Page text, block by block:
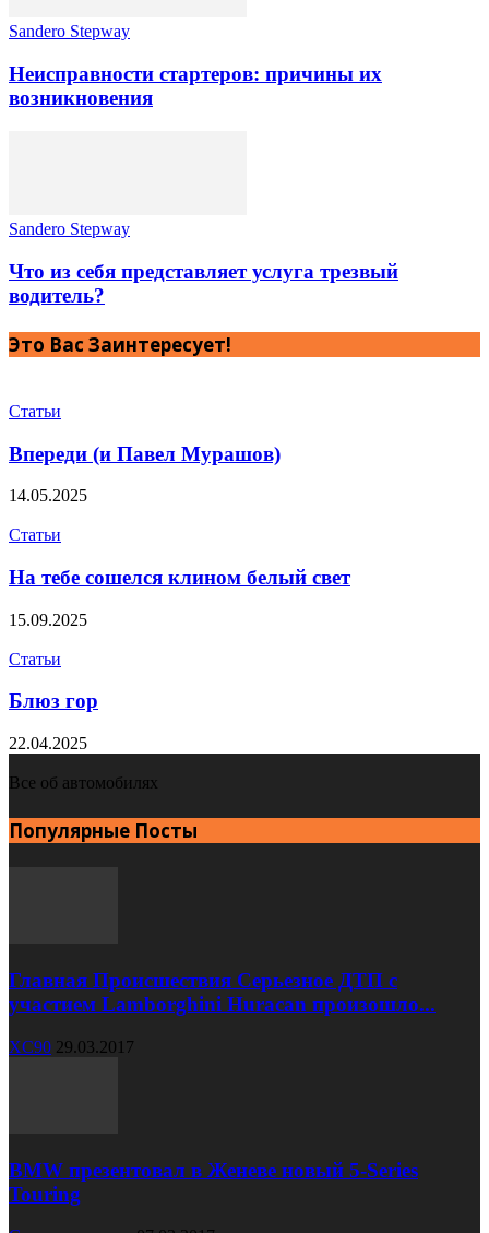
Sandero Stepway
Неисправности стартеров: причины их
возникновения
Sandero Stepway
Что из себя представляет услуга трезвый
водитель?
Это Вас Заинтересует!
Статьи
Впереди (и Павел Мурашов)
14.05.2025
Статьи
На тебе сошелся клином белый свет
15.09.2025
Статьи
Блюз гор
22.04.2025
Все об автомобилях
Популярные Посты
Главная Происшествия Серьезное ДТП с
участием Lamborghini Huracan произошло...
XC90 29.03.2017
BMW презентовал в Женеве новый 5-Series
Touring